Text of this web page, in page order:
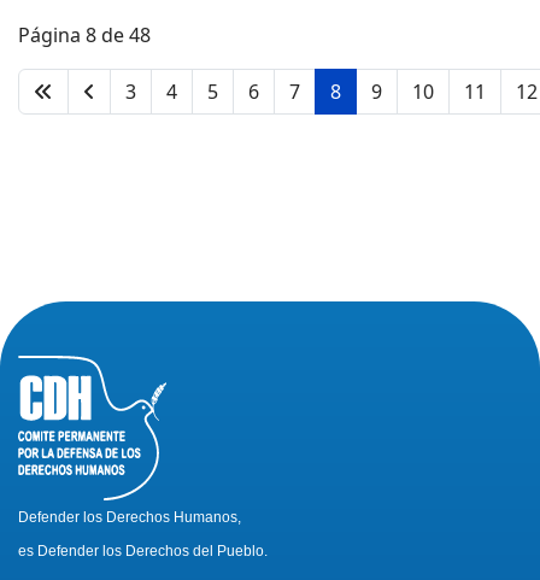
Página 8 de 48
3 4 5 6 7 8 9 10 11 12
Defender los Derechos Humanos,
es Defender los Derechos del Pueblo.